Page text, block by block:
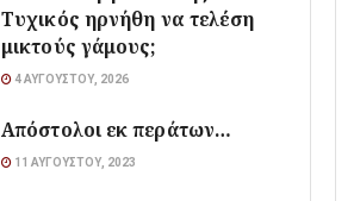
Τυχικός ηρνήθη να τελέση
μικτούς γάμους;
4 ΑΥΓΟΎΣΤΟΥ, 2026
Απόστολοι εκ περάτων…
11 ΑΥΓΟΎΣΤΟΥ, 2023